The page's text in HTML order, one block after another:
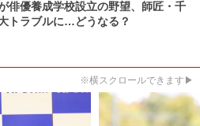
俳優養成学校設立の野望、師匠・千
トラブルに…どうなる？
※横スクロールできます▶